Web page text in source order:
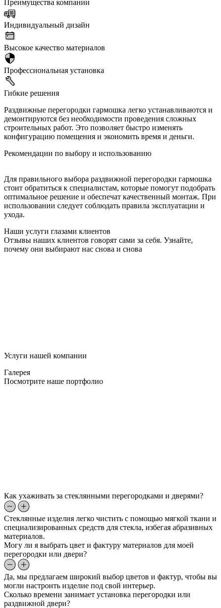
Преимущества компании
Индивидуальный дизайн
Высокое качество материалов
Профессиональная установка
Гибкие решения
Раздвижные перегородки гармошка легко устанавливаются и
демонтируются без необходимости проведения сложных
строительных работ. Это позволяет быстро изменять
конфигурацию помещения и экономить время и деньги.
Рекомендации по выбору и использованию
Для правильного выбора раздвижной перегородки гармошка
стоит обратиться к специалистам, которые помогут подобрать
оптимальное решение и обеспечат качественный монтаж. При
использовании следует соблюдать правила эксплуатации и
ухода.
Наши услуги глазами клиентов
Отзывы наших клиентов говорят сами за себя. Узнайте,
почему они выбирают нас снова и снова
Услуги нашей компании
Галерея
Посмотрите наше портфолио
Как ухаживать за стеклянными перегородками и дверями?
Стеклянные изделия легко чистить с помощью мягкой ткани и
специализированных средств для стекла, избегая абразивных
материалов.
Могу ли я выбрать цвет и фактуру материалов для моей
перегородки или двери?
Да, мы предлагаем широкий выбор цветов и фактур, чтобы вы
могли настроить изделие под свой интерьер.
Сколько времени занимает установка перегородки или
раздвижной двери?